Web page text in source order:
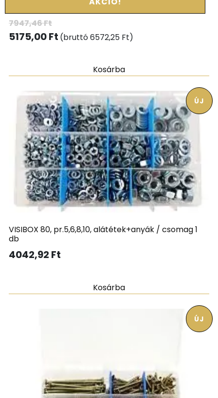
7947,46Ft
5175,00Ft (bruttó6572,25 Ft)
Kosárba
VISIBOX 80, pr.5,6,8,10, alátétek+anyák / csomag 1
db
4042,92 Ft
ÚJ
Kosárba
ÚJ